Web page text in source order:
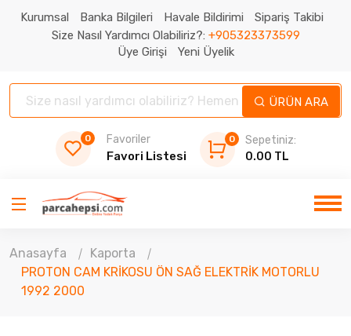
Kurumsal Banka Bilgileri Havale Bildirimi
Sipariş Takibi
Size Nasıl Yardımcı Olabiliriz?: +905323373599
Üye Girişi
Yeni Üyelik
ÜRÜN ARA
0 Favoriler
Favori Listesi
0
Sepetiniz:
0.00 TL
Anasayfa
Kaporta
PROTON CAM KRİKOSU ÖN SAĞ ELEKTRİK MOTORLU
1992 2000